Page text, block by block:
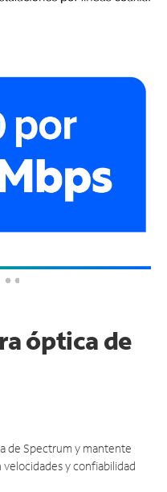
óptica de
de Spectrum y mantente
y confiabilidad